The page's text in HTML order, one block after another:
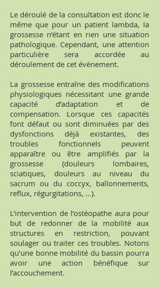
Le déroulé de la consultation est donc le
même que pour un patient lambda, la
grossesse n’étant en rien une situation
pathologique. Cependant, une attention
particulière sera accordée au
déroulement de cet évènement.
La grossesse entraîne des modifications
physiologiques nécessitant une grande
capacité d’adaptation et de
compensation. Lorsque ces capacités
font défaut ou sont diminuées par des
dysfonctions déjà existantes, des
troubles fonctionnels peuvent
apparaître ou être amplifiés par la
grossesse (douleurs lombaires,
sciatiques, douleurs au niveau du
sacrum ou du coccyx, ballonnements,
reflux, régurgitations, …).
L’intervention de l’ostéopathe aura pour
but de redonner de la mobilité aux
structures en restriction, pouvant
soulager ou traiter ces troubles. Notons
qu’une bonne mobilité du bassin pourra
avoir une action bénéfique sur
l’accouchement.